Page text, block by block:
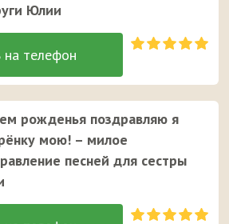
Юлии
рожденья поздравляю я
мою! – милое
песней для сестры